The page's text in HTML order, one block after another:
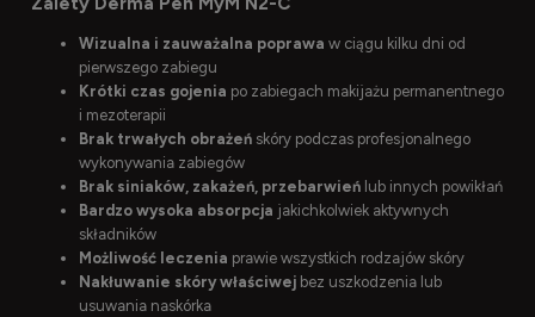
Wizualna i zauważalna poprawa w ciągu kilku dni od
pierwszego zabiegu
Krótki czas gojenia po zabiegach makijażu permanentnego
i mezoterapii
Brak trwałych obrażeń skóry podczas profesjonalnego
wykonywania zabiegów
Brak siniaków, zakażeń, przebarwień lub innych powikłań
Bardzo wysoka absorpcja jakichkolwiek aktywnych
składników
Możliwość leczenia prawie wszystkich rodzajów skóry
Nakłuwanie skóry właściwej bez uszkodzenia lub
usuwania naskórka